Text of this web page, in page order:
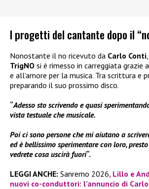
I progetti del cantante dopo il
Nonostante il no ricevuto da Carlo Conti
TrigNO si è rimesso in carreggiata
e all’amore per la musica. Tra scrittura e
preparando il suo prossimo disco.
“Adesso sto scrivendo e quasi
vista testuale che musicale.
Poi ci sono persone che mi aiutano a
ed è bellissimo sperimentare con loro,
vedrete cosa uscirà fuori“.
LEGGI ANCHE: Sanremo 2026, Lillo e
nuovi co-conduttori: l’annuncio di